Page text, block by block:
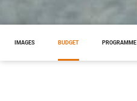
IMAGES BUDGET PROGRAMME